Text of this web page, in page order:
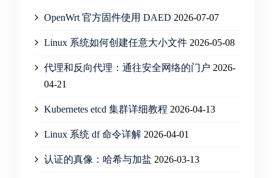
OpenWrt 官方固件使用 DAED 2026-07-07
Linux 系统如何创建任意大小文件 2026-05-08
代理和反向代理：通往安全网络的门户 2026-
04-21
Kubernetes etcd 集群详细教程 2026-04-13
Linux 系统 df 命令详解 2026-04-01
认证的真像：哈希与加盐 2026-03-13